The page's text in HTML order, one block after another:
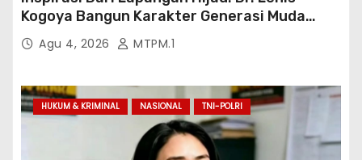
Kogoya Bangun Karakter Generasi Muda
PapuaAgu 4, 2026 MTPM.1
HUKUM & KRIMINAL NASIONAL TNI-POLRI